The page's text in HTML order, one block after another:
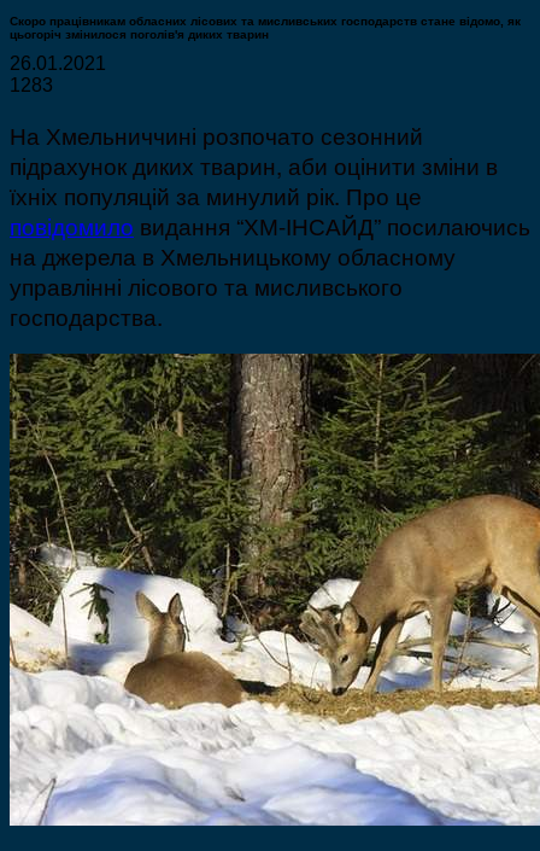
Скоро працівникам обласних лісових та мисливських господарств стане відомо, як
цьогоріч змінилося поголів'я диких тварин
26.01.2021
1283
На Хмельниччині розпочато сезонний
підрахунок диких тварин, аби оцінити зміни в
їхніх популяцій за минулий рік. Про це
повідомило видання “ХМ-ІНСАЙД” посилаючись
на джерела в Хмельницькому обласному
управлінні лісового та мисливського
господарства.